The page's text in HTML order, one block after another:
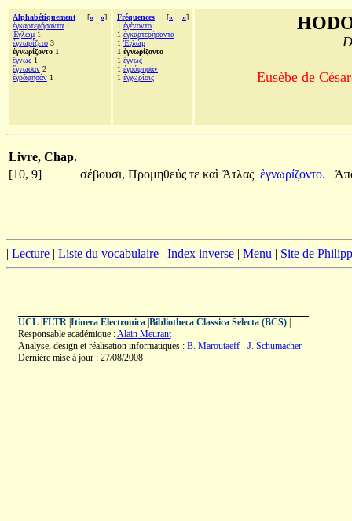
Alphabétiquement [« »]
ἐγκαρτερήσαντα 1
Ἐγλώμ 1
ἐγνωρίζετο 3
ἐγνωρίζοντο 1
ἔγνως 1
ἔγνωσαν 2
ἐγράφησάν 1
Fréquences [« »]
1 ἐγένοντο
1 ἐγκαρτερήσαντα
1 Ἐγλώμ
1 ἐγνωρίζοντο
1 ἔγνως
1 ἐγράφησάν
1 ἐγχωρίοις Eusèbe de
Livre, Chap.
[10, 9]
σέβουσι, Προμηθεύς τε καὶ Ἄτλας ἐγνωρίζοντο.
| Lecture | Liste du vocabulaire | Index inverse | Menu | Site de
UCL| FLTR| Itinera Electronica| Bibliotheca Classica Selecta (BCS)|
Responsable académique :Alain Meurant
Analyse, design et réalisation informatiques : B. Maroutaeff- J. Schumacher
Dernière mise à jour : 27/08/2008